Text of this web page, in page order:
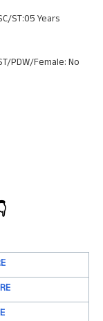
ST:05 Years
PDW/Female: No